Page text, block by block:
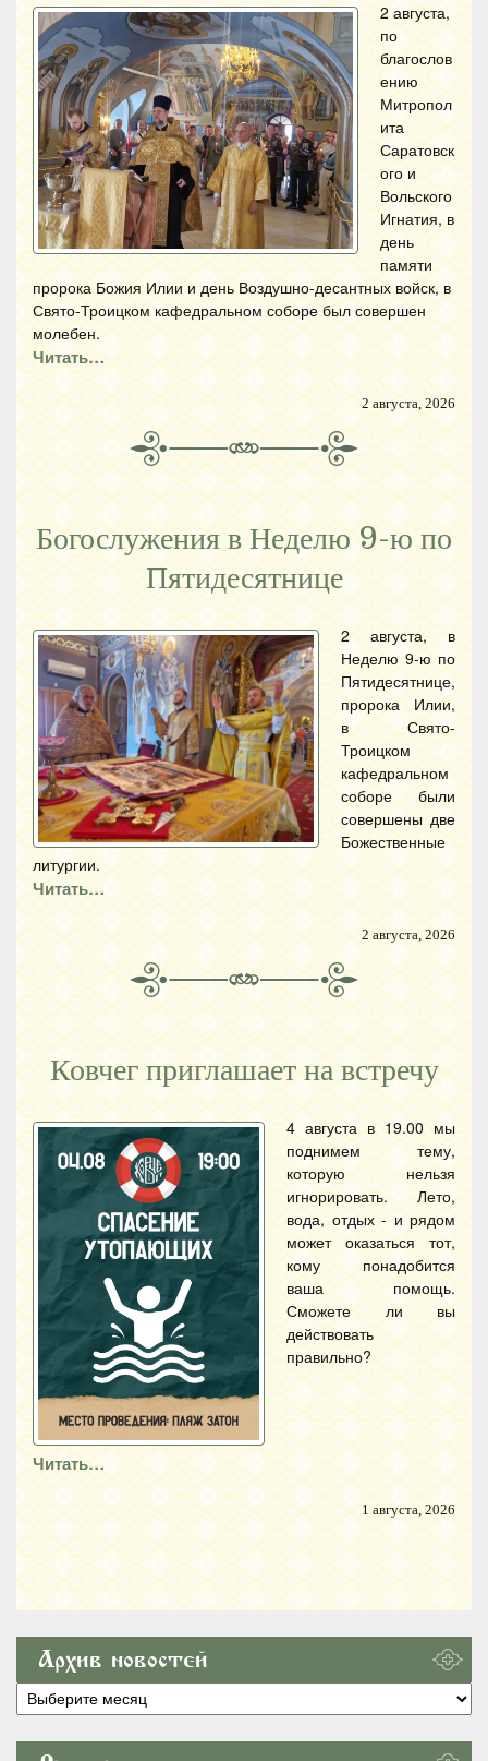
2 августа,
по
благослов
ению
Митропол
ита
Саратовск
ого и
Вольского
Игнатия, в
день
памяти
пророка Божия Илии и день Воздушно-десантных войск, в
Свято-Троицком кафедральном соборе был совершен
молебен.
Читать…
2 августа, 2026
Богослужения в Неделю 9-ю по
Пятидесятнице
2 августа, в
Неделю 9-ю по
Пятидесятнице,
пророка Илии,
в Свято-
Троицком
кафедральном
соборе были
совершены две
Божественные
литургии.
Читать…
2 августа, 2026
Ковчег приглашает на встречу
4 августа в 19.00 мы
поднимем тему,
которую нельзя
игнорировать. Лето,
вода, отдых - и рядом
может оказаться тот,
кому понадобится
ваша помощь.
Сможете ли вы
действовать
правильно?
Читать…
1 августа, 2026
Архив новостей
Архив
новостей